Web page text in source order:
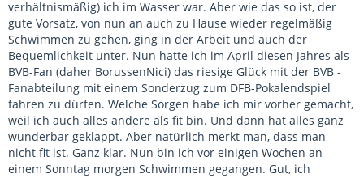
verhältnismäßig) ich im Wasser war. Aber wie das so ist, der
gute Vorsatz, von nun an auch zu Hause wieder regelmäßig
Schwimmen zu gehen, ging in der Arbeit und auch der
Bequemlichkeit unter. Nun hatte ich im April diesen Jahres als
BVB-Fan (daher BorussenNici) das riesige Glück mit der BVB -
Fanabteilung mit einem Sonderzug zum DFB-Pokalendspiel
fahren zu dürfen. Welche Sorgen habe ich mir vorher gemacht,
weil ich auch alles andere als fit bin. Und dann hat alles ganz
wunderbar geklappt. Aber natürlich merkt man, dass man
nicht fit ist. Ganz klar. Nun bin ich vor einigen Wochen an
einem Sonntag morgen Schwimmen gegangen. Gut, ich